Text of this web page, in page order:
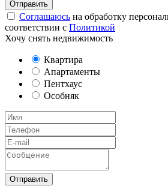
Соглашаюсь на обработку
соответствии с Политикой
Хочу снять недвижимость
Квартира
Апартаменты
Пентхаус
Особняк